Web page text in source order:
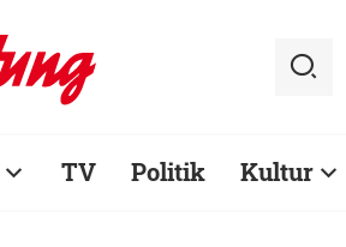
TV Politik Kultur